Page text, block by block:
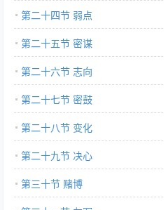
第二十四节 弱点
第二十五节 密谋
第二十六节 志向
第二十七节 密鼓
第二十八节 变化
第二十九节 决心
第三十节 赌博